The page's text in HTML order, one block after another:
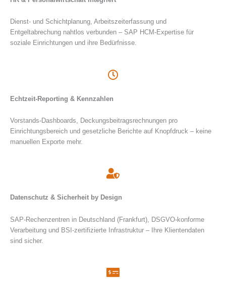
Dienst- und Schichtplanung, Arbeitszeiterfassung und
Entgeltabrechung nahtlos verbunden – SAP HCM-Expertise für
soziale Einrichtungen und ihre Bedürfnisse.
Echtzeit-Reporting & Kennzahlen
Vorstands-Dashboards, Deckungsbeitragsrechnungen pro
Einrichtungsbereich und gesetzliche Berichte auf Knopfdruck – keine
manuellen Exporte mehr.
Datenschutz & Sicherheit by Design
SAP-Rechenzentren in Deutschland (Frankfurt), DSGVO-konforme
Verarbeitung und BSI-zertifizierte Infrastruktur – Ihre Klientendaten
sind sicher.